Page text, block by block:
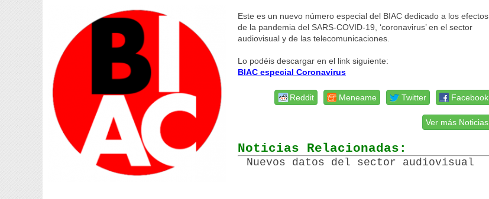
Este es un nuevo número especial del BIAC dedicado a los efectos
de la pandemia del SARS-COVID-19, ‘coronavirus’ en el sector
audiovisual y de las telecomunicaciones.
Lo podéis descargar en el link siguiente:
BIAC especial Coronavirus
Facebook
Twitter
Meneame
Reddit
Ver más Noticias
Noticias Relacionadas:
Nuevos datos del sector audiovisual